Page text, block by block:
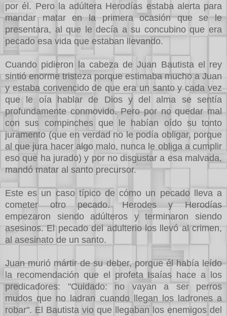
por él. Pero la adúltera Herodías estaba alerta para
mandar matar en la primera ocasión que se le
presentara, al que le decía a su concubino que era
pecado esa vida que estaban llevando.
Cuando pidieron la cabeza de Juan Bautista el rey
sintió enorme tristeza porque estimaba mucho a Juan
y estaba convencido de que era un santo y cada vez
que le oía hablar de Dios y del alma se sentía
profundamente conmovido. Pero por no quedar mal
con sus compinches que le habían oído su tonto
juramento (que en verdad no le podía obligar, porque
al que jura hacer algo malo, nunca le obliga a cumplir
eso que ha jurado) y por no disgustar a esa malvada,
mandó matar al santo precursor.
Este es un caso típico de cómo un pecado lleva a
cometer otro pecado. Herodes y Herodías
empezaron siendo adúlteros y terminaron siendo
asesinos. El pecado del adulterio los llevó al crimen,
al asesinato de un santo.
Juan murió mártir de su deber, porque él había leído
la recomendación que el profeta Isaías hace a los
predicadores: "Cuidado: no vayan a ser perros
mudos que no ladran cuando llegan los ladrones a
robar". El Bautista vio que llegaban los enemigos del